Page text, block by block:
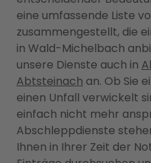
eine umfassende Liste
zusammengestellt, die
in Wald-Michelbach
unsere Dienste auch in
Abtsteinach an. Ob Sie
einen Unfall verwickelt
einfach nicht mehr
Abschleppdienste
Ihnen in Ihrer Zeit der